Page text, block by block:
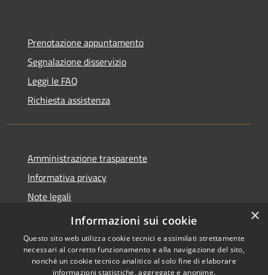
Prenotazione appuntamento
Segnalazione disservizio
Leggi le FAQ
Richiesta assistenza
Amministrazione trasparente
Informativa privacy
Note legali
Dichiarazione di accessibilità
×
Informazioni sui cookie
Questo sito web utilizza cookie tecnici e assimilati strettamente
necessari al corretto funzionamento e alla navigazione del sito,
nonché un cookie tecnico analitico al solo fine di elaborare
informazioni statistiche, aggregate e anonime.